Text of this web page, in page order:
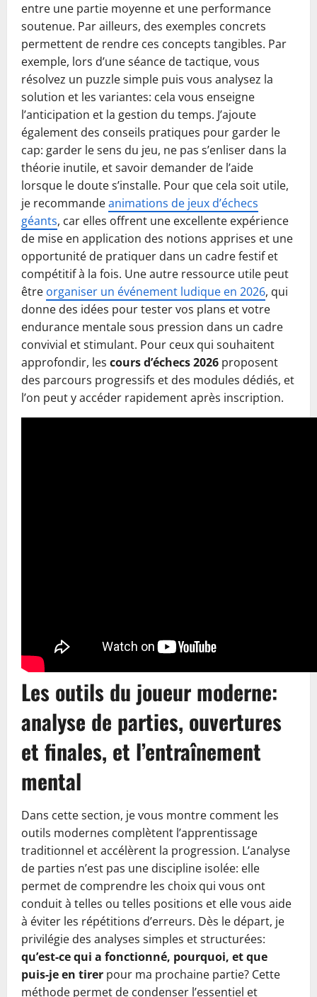
entre une partie moyenne et une performance
soutenue. Par ailleurs, des exemples concrets
permettent de rendre ces concepts tangibles. Par
exemple, lors d’une séance de tactique, vous
résolvez un puzzle simple puis vous analysez la
solution et les variantes: cela vous enseigne
l’anticipation et la gestion du temps. J’ajoute
également des conseils pratiques pour garder le
cap: garder le sens du jeu, ne pas s’enliser dans la
théorie inutile, et savoir demander de l’aide
lorsque le doute s’installe. Pour que cela soit utile,
je recommandeanimations de jeux d’échecs
géants, car elles offrent une excellente expérience
de mise en application des notions apprises et une
opportunité de pratiquer dans un cadre festif et
compétitif à la fois. Une autre ressource utile peut
être organiser un événement ludique en 2026, qui
donne des idées pour tester vos plans et votre
endurance mentale sous pression dans un cadre
convivial et stimulant. Pour ceux qui souhaitent
approfondir, les cours d’échecs 2026 proposent
des parcours progressifs et des modules dédiés, et
l’on peut y accéder rapidement après inscription.
Les outils du joueur moderne:
analyse de parties, ouvertures
et finales, et l’entraînement
mental
Dans cette section, je vous montre comment les
outils modernes complètent l’apprentissage
traditionnel et accélèrent la progression. L’analyse
de parties n’est pas une discipline isolée: elle
permet de comprendre les choix qui vous ont
conduit à telles ou telles positions et elle vous aide
à éviter les répétitions d’erreurs. Dès le départ, je
privilégie des analyses simples et structurées:
qu’est-ce qui a fonctionné, pourquoi, et que
puis-je en tirer pour ma prochaine partie? Cette
méthode permet de condenser l’essentiel et